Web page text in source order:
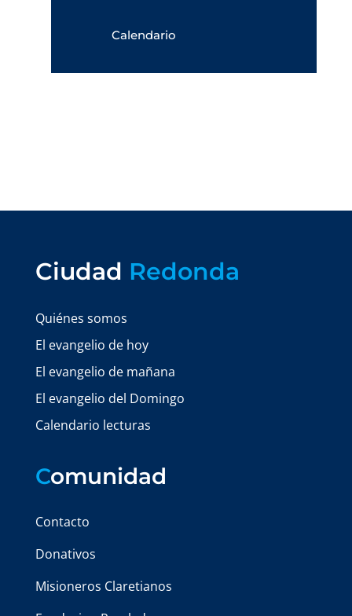
Calendario
Ciudad Redonda
Quiénes somos
El evangelio de hoy
El evangelio de mañana
El evangelio del Domingo
Calendario lecturas
Comunidad
Contacto
Donativos
Misioneros Claretianos